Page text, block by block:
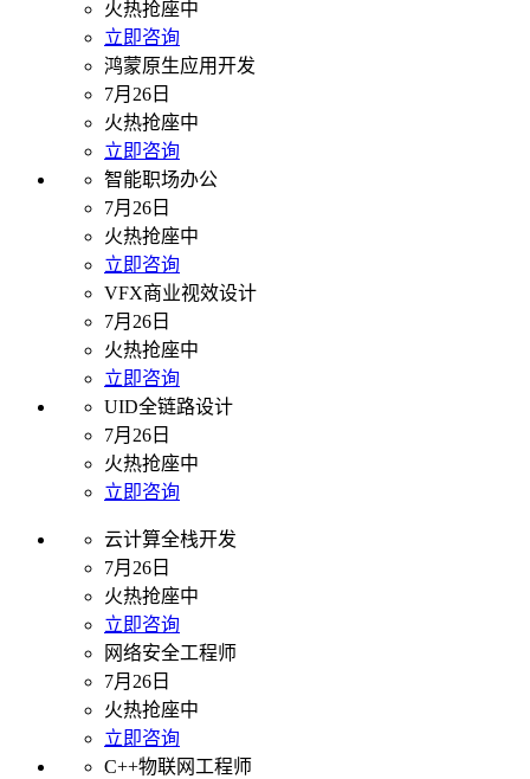
火热抢座中
立即咨询
鸿蒙原生应用开发
7月26日
火热抢座中
立即咨询
智能职场办公
7月26日
火热抢座中
立即咨询
VFX商业视效设计
7月26日
火热抢座中
立即咨询
UID全链路设计
7月26日
火热抢座中
立即咨询
云计算全栈开发
7月26日
火热抢座中
立即咨询
网络安全工程师
7月26日
火热抢座中
立即咨询
C++物联网工程师